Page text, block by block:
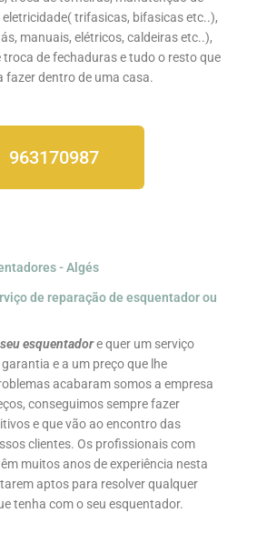
trifasicas, bifasicas etc..),
manuais, elétricos, caldeiras etc..),
troca de fechaduras e tudo o resto que
fazer dentro de uma casa.
963170987
- Algés
de reparação de esquentador ou
esquentadore quer um serviço
e a um preço que lhe
acabaram somos a empresa
conseguimos sempre fazer
e que vão ao encontro das
clientes. Os profissionais com
muitos anos de experiência nesta
aptos para resolver qualquer
tenha com o seu esquentador.